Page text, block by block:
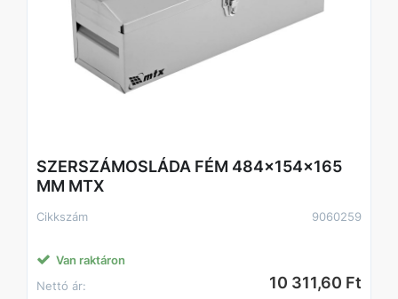
SZERSZÁMOSLÁDA FÉM 484x154x165
MM MTX
Cikkszám 9060259
Van raktáron
Nettó ár:
10 311,60 Ft